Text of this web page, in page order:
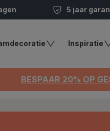
5 jaar
Inspiratie
BESPAAR 20% OP